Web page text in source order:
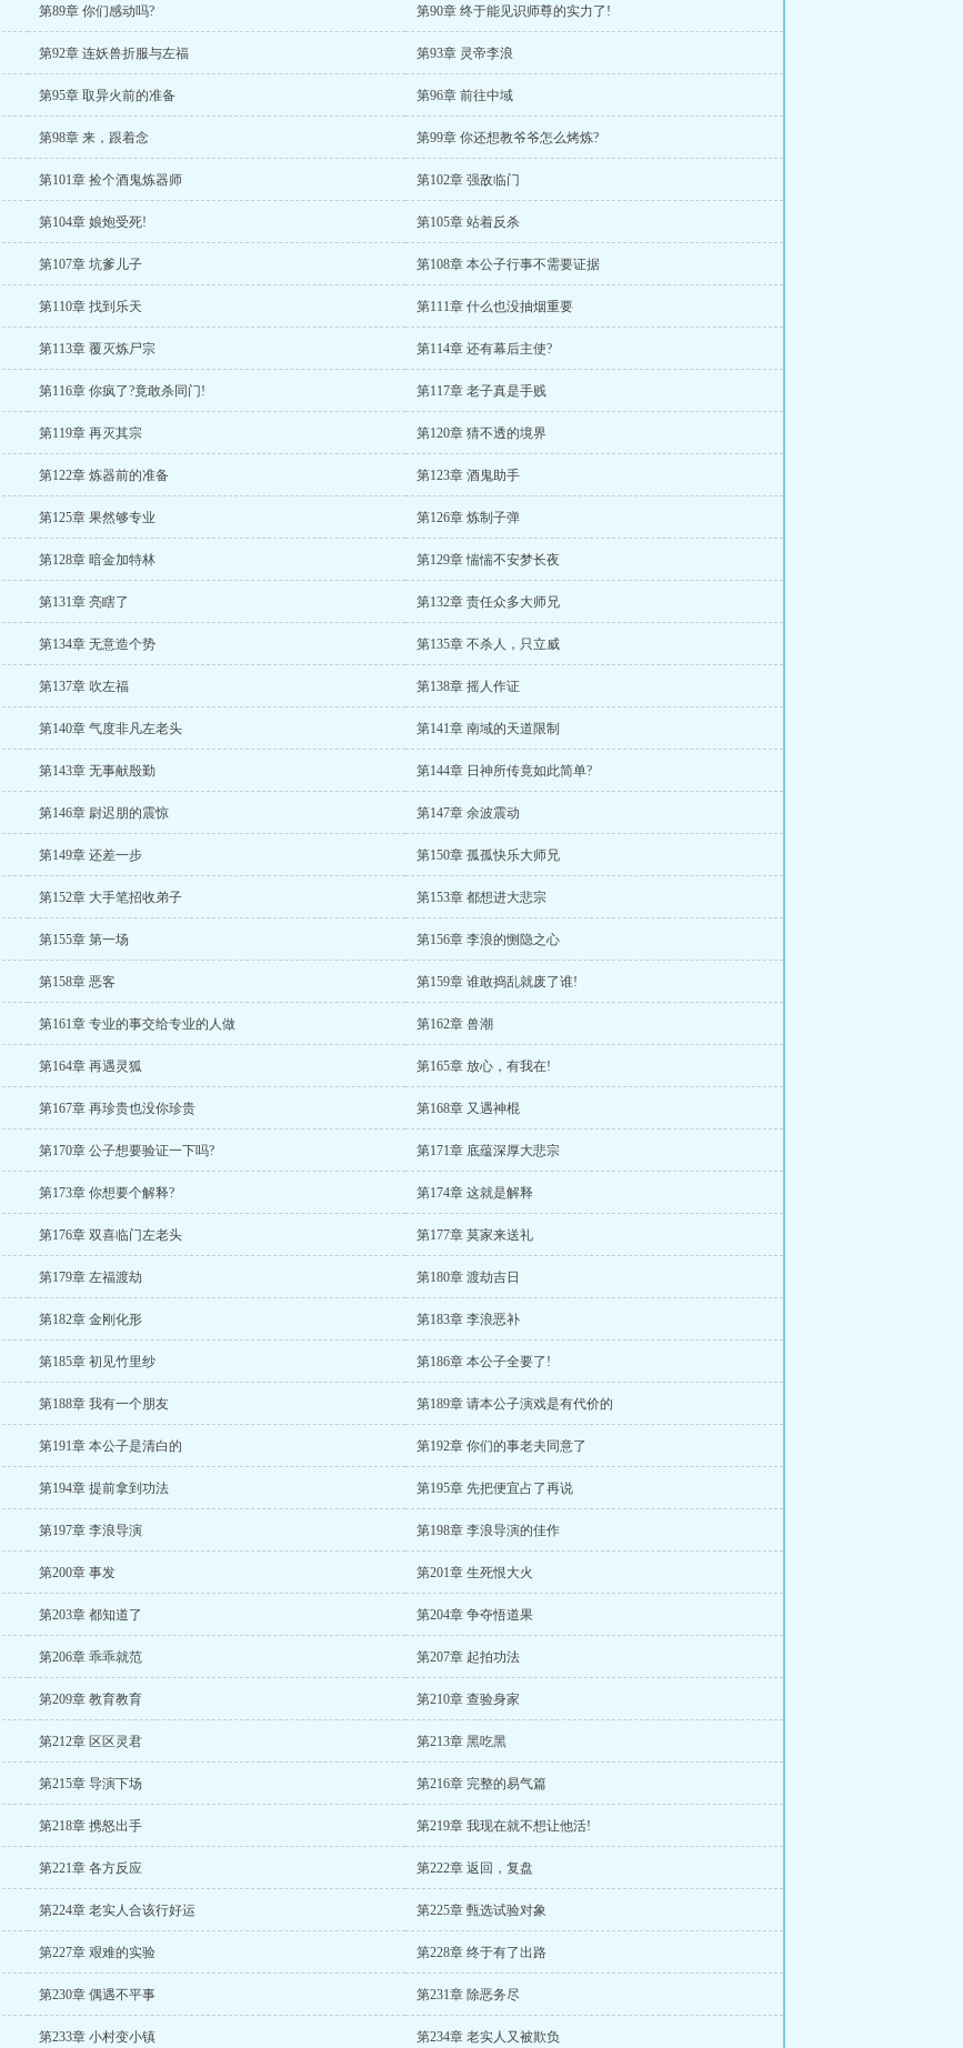
第89章 你们感动吗? 第90章 终于能见识师尊的实力了!
第92章 连妖兽折服与左福 第93章 灵帝李浪
第95章 取异火前的准备 第96章 前往中域
第98章 来，跟着念 第99章 你还想教爷爷怎么烤炼?
第101章 捡个酒鬼炼器师 第102章 强敌临门
第104章 娘炮受死! 第105章 站着反杀
第107章 坑爹儿子 第108章 本公子行事不需要证据
第110章 找到乐天 第111章 什么也没抽烟重要
第113章 覆灭炼尸宗 第114章 还有幕后主使?
第116章 你疯了?竟敢杀同门! 第117章 老子真是手贱
第119章 再灭其宗 第120章 猜不透的境界
第122章 炼器前的准备 第123章 酒鬼助手
第125章 果然够专业 第126章 炼制子弹
第128章 暗金加特林 第129章 惴惴不安梦长夜
第131章 亮瞎了 第132章 责任众多大师兄
第134章 无意造个势 第135章 不杀人，只立威
第137章 吹左福 第138章 摇人作证
第140章 气度非凡左老头 第141章 南域的天道限制
第143章 无事献殷勤 第144章 日神所传竟如此简单?
第146章 尉迟朋的震惊 第147章 余波震动
第149章 还差一步 第150章 孤孤快乐大师兄
第152章 大手笔招收弟子 第153章 都想进大悲宗
第155章 第一场 第156章 李浪的恻隐之心
第158章 恶客 第159章 谁敢捣乱就废了谁!
第161章 专业的事交给专业的人做 第162章 兽潮
第164章 再遇灵狐 第165章 放心，有我在!
第167章 再珍贵也没你珍贵 第168章 又遇神棍
第170章 公子想要验证一下吗? 第171章 底蕴深厚大悲宗
第173章 你想要个解释? 第174章 这就是解释
第176章 双喜临门左老头 第177章 莫家来送礼
第179章 左福渡劫 第180章 渡劫吉日
第182章 金刚化形 第183章 李浪恶补
第185章 初见竹里纱 第186章 本公子全要了!
第188章 我有一个朋友 第189章 请本公子演戏是有代价的
第191章 本公子是清白的 第192章 你们的事老夫同意了
第194章 提前拿到功法 第195章 先把便宜占了再说
第197章 李浪导演 第198章 李浪导演的佳作
第200章 事发 第201章 生死恨大火
第203章 都知道了 第204章 争夺悟道果
第206章 乖乖就范 第207章 起拍功法
第209章 教育教育 第210章 查验身家
第212章 区区灵君 第213章 黑吃黑
第215章 导演下场 第216章 完整的易气篇
第218章 携怒出手 第219章 我现在就不想让他活!
第221章 各方反应 第222章 返回，复盘
第224章 老实人合该行好运 第225章 甄选试验对象
第227章 艰难的实验 第228章 终于有了出路
第230章 偶遇不平事 第231章 除恶务尽
第233章 小村变小镇 第234章 老实人又被欺负